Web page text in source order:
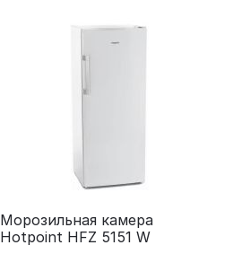
Морозильная камера
Hotpoint HFZ 5151 W